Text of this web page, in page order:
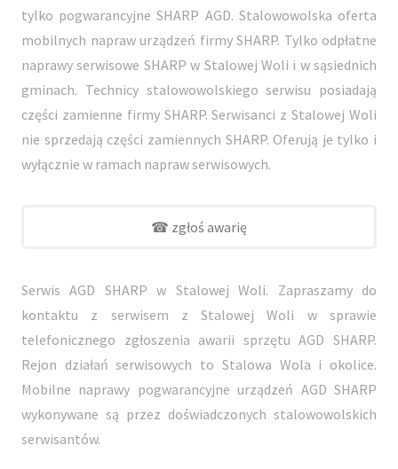
tylko pogwarancyjne SHARP AGD. Stalowowolska oferta
mobilnych napraw urządzeń firmy SHARP. Tylko odpłatne
naprawy serwisowe SHARP w Stalowej Woli i w sąsiednich
gminach. Technicy stalowowolskiego serwisu posiadają
części zamienne firmy SHARP. Serwisanci z Stalowej Woli
nie sprzedają części zamiennych SHARP. Oferują je tylko i
wyłącznie w ramach napraw serwisowych.
☎ zgłoś awarię
Serwis AGD SHARP w Stalowej Woli. Zapraszamy do
kontaktu z serwisem z Stalowej Woli w sprawie
telefonicznego zgłoszenia awarii sprzętu AGD SHARP.
Rejon działań serwisowych to Stalowa Wola i okolice.
Mobilne naprawy pogwarancyjne urządzeń AGD SHARP
wykonywane są przez doświadczonych stalowowolskich
serwisantów.